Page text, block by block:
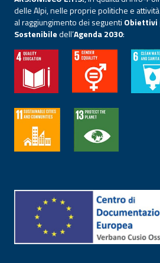
delle Alpi, nelle proprie politiche e
al raggiungimento dei seguenti Obiettivi
Sostenibiledell’Agenda 2030: